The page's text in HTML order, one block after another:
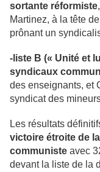
sortante réformiste
Martinez, à la tête
prônant un
-liste B (« Unité et
syndicaux
des enseignants, et
syndicat des
Les résultats
victoire étroite de
communiste avec
devant la liste de la